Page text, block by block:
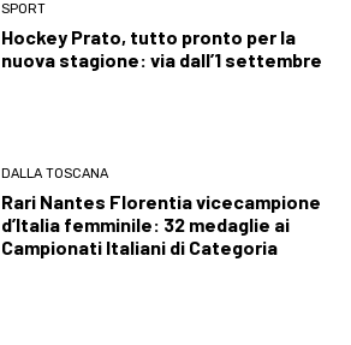
SPORT
Hockey Prato, tutto pronto per la
nuova stagione: via dall’1 settembre
DALLA TOSCANA
Rari Nantes Florentia vicecampione
d’Italia femminile: 32 medaglie ai
Campionati Italiani di Categoria